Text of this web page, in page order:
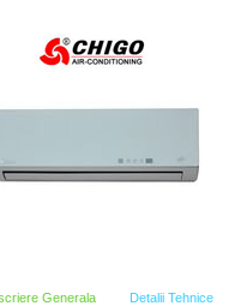
Generala Detalii Tehnice